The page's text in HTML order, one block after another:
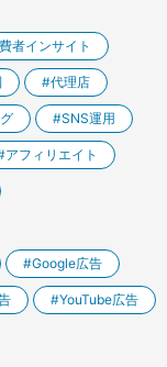
者インサイト
代理店
SNS運用
アフィリエイト
Google広告
YouTube広告